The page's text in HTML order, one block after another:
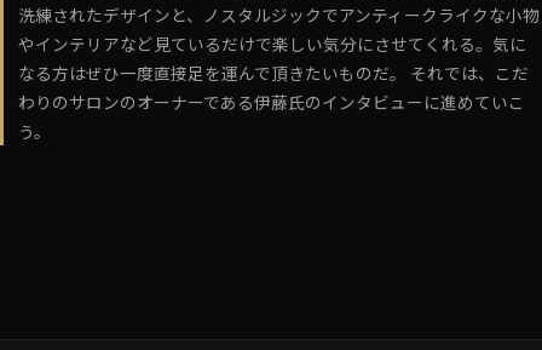
洗練されたデザインと、ノスタルジックでアンティークライクな小物
やインテリアなど見ているだけで楽しい気分にさせてくれる。気に
なる方はぜひ一度直接足を運んで頂きたいものだ。 それでは、こだ
わりのサロンのオーナーである伊藤氏のインタビューに進めていこ
う。